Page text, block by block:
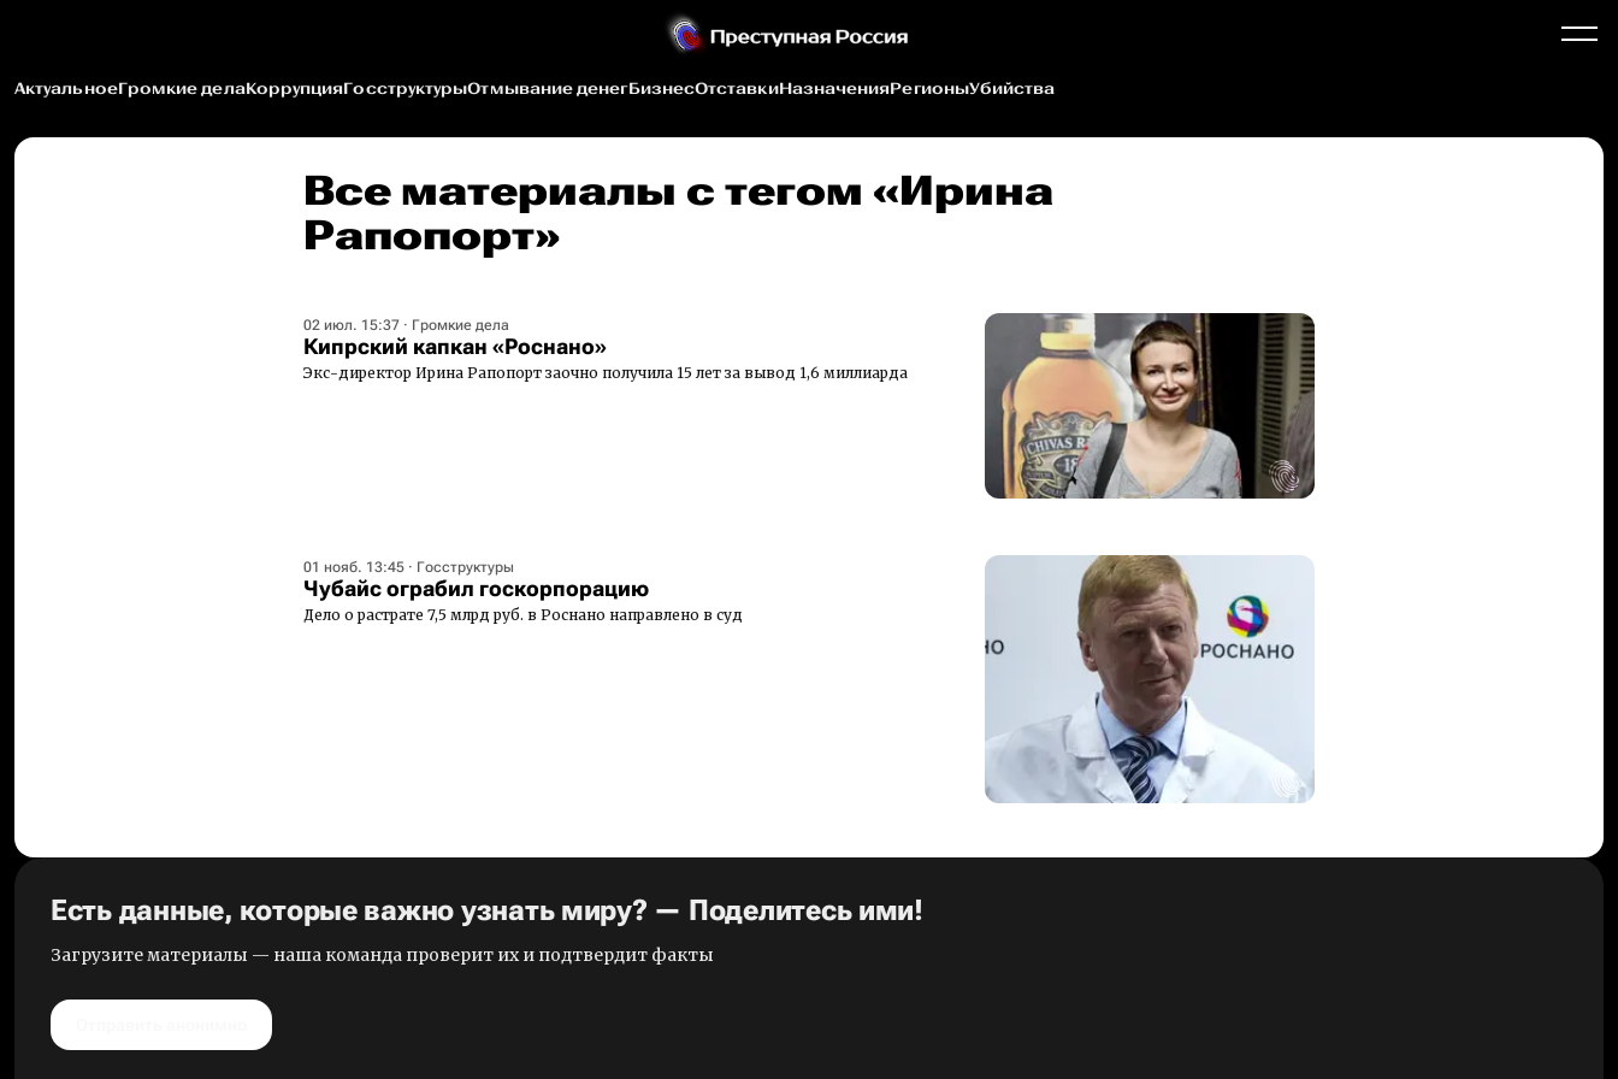
АктуальноеГромкие делаКоррупцияГосструктурыОтмывание денегБизнесОтставкиНазначенияРегионыУбийства
Все материалы c тегом «Ирина
Рапопорт»
02 июл. 15:37 · Громкие дела
Кипрский капкан «Роснано»
Экс-директор Ирина Рапопорт заочно получила 15 лет за вывод 1,6 миллиарда
01 нояб. 13:45 · Госструктуры
Чубайс ограбил госкорпорацию
Дело о растрате 7,5 млрд руб. в Роснано направлено в суд
Есть данные, которые важно узнать миру? — Поделитесь ими!
Загрузите материалы — наша команда проверит их и подтвердит факты